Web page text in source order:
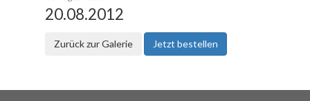
20.08.2012
Zurück zur Galerie Jetzt bestellen